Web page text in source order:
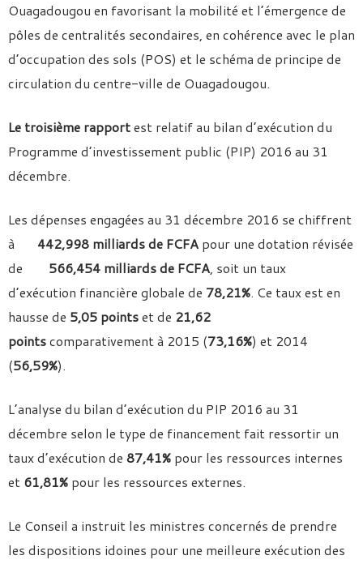
Ouagadougou en favorisant la mobilité et l’émergence de
pôles de centralités secondaires, en cohérence avec le plan
d’occupation des sols (POS) et le schéma de principe de
circulation du centre-ville de Ouagadougou.
Le troisième rapportest relatif au bilan d’exécution du
Programme d’investissement public (PIP) 2016 au 31
décembre.
Les dépenses engagées au 31 décembre 2016 se chiffrent
à 442,998 milliards de FCFA pour une dotation révisée
de 566,454 milliards de FCFA, soit un taux
d’exécution financière globale de 78,21%. Ce taux est en
hausse de 5,05 pointset de 21,62
pointscomparativement à 2015 (73,16%) et 2014
(56,59%).
L’analyse du bilan d’exécution du PIP 2016 au 31
décembre selon le type de financement fait ressortir un
taux d’exécution de 87,41% pour les ressources internes
et 61,81% pour les ressources externes.
Le Conseil a instruit les ministres concernés de prendre
les dispositions idoines pour une meilleure exécution des